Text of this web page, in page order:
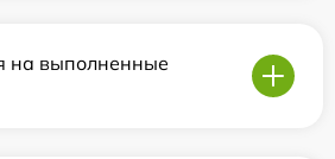
на выполненные